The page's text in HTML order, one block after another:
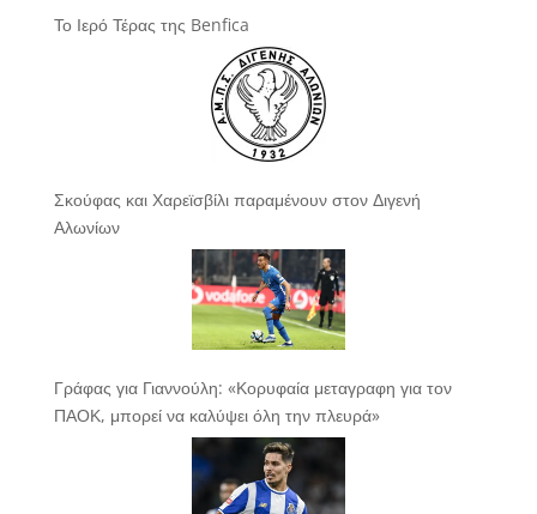
Το Ιερό Τέρας της Benfica
Σκούφας και Χαρεϊσβίλι παραμένουν στον Διγενή
Αλωνίων
Γράφας για Γιαννούλη: «Κορυφαία μεταγραφη για τον
ΠΑΟΚ, μπορεί να καλύψει όλη την πλευρά»